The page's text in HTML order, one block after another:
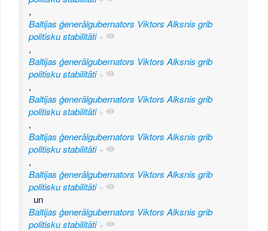
,
Baltijas ģenerālgubernators Viktors Alksnis grib
politisku stabilitāti +
,
Baltijas ģenerālgubernators Viktors Alksnis grib
politisku stabilitāti +
,
Baltijas ģenerālgubernators Viktors Alksnis grib
politisku stabilitāti +
,
Baltijas ģenerālgubernators Viktors Alksnis grib
politisku stabilitāti +
,
Baltijas ģenerālgubernators Viktors Alksnis grib
politisku stabilitāti +
un
Baltijas ģenerālgubernators Viktors Alksnis grib
politisku stabilitāti +